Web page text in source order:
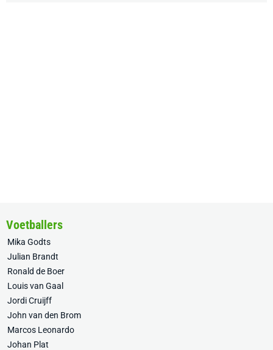
Voetballers
Mika Godts
Julian Brandt
Ronald de Boer
Louis van Gaal
Jordi Cruijff
John van den Brom
Marcos Leonardo
Johan Plat